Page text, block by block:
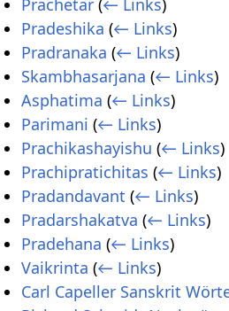
Prachetar (← Links)
Pradeshika (← Links)
Pradranaka (← Links)
Skambhasarjana (← Links)
Asphatima (← Links)
Parimani (← Links)
Prachikashayishu (← Links)
Prachipratichitas (← Links)
Pradandavant (← Links)
Pradarshakatva (← Links)
Pradehana (← Links)
Vaikrinta (← Links)
Carl Capeller Sanskrit